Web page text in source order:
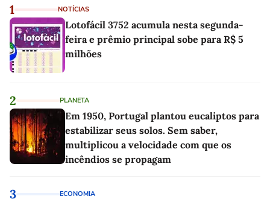
1 NOTÍCIAS
Lotofácil 3752 acumula nesta segunda-
feira e prêmio principal sobe para R$ 5
milhões
2 PLANETA
Em 1950, Portugal plantou eucaliptos para
estabilizar seus solos. Sem saber,
multiplicou a velocidade com que os
incêndios se propagam
3 ECONOMIA